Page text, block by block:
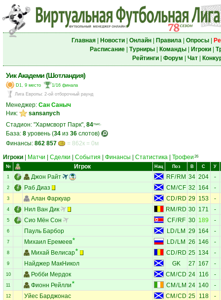
Главная| Новости| Онлайн| Правила| Опросы|
Расписание| Турниры| Команды| Игроки|
Рейтинги| Форум Чат|
Уик Академи (Шотландия)
D1, 9 место
1/16 финала
Лига Европы: 2-ой отборочный раунд
Менеджер: Сан Саныч
Ник:
sansanych
Стадион: "Хармсворт Парк", 84тыс.
База: 8 уровень (34 из 36 слотов)
Финансы: 862 857
= 862к = 0м
Игроки
Матчи Сделки События Финансы Статистика Трофеи 26
№ Игрок Нац Поз В С У
1 Джон Райт RF/ RM 34 204 -
2 Раб Диаз CM /CF 32 164 -
3 Алан Фаркуар CD/RD 29 153 -
4 Нил Ван Дик RM / RD 30 171 -
5 Сио Мён Сон CF/RF 30 189 -
6 Пауль Барбор LD/ LM 29 164 -
7 Михаил Еремеев LD/ LM 26 146 -
8 Михай Велисар CD/RD 25 134 -
9 Найджер МакНикол GK 27 167 -
10 Робби Мердок CM /CD 24 116 -
11 Фионн Рейлли CM /LM 24 140 -
12 Уйес Барджонас CM /CD 25 118 -